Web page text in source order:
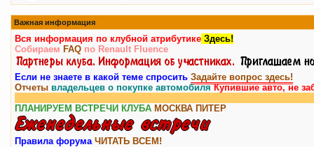
Важная информация
Вся информация по клубной атрибутике Здесь!
Собираем FAQ по Renault Fluence
Если не знаете в какой теме спросить Задайте вопрос здесь!
Отчеты владельцев о покупке автомобиляКупившие авто, не
ПЛАНИРУЕМ ВСТРЕЧИ КЛУБА МОСКВА ПИТЕР
Правила форума ЧИТАТЬ ВСЕМ!